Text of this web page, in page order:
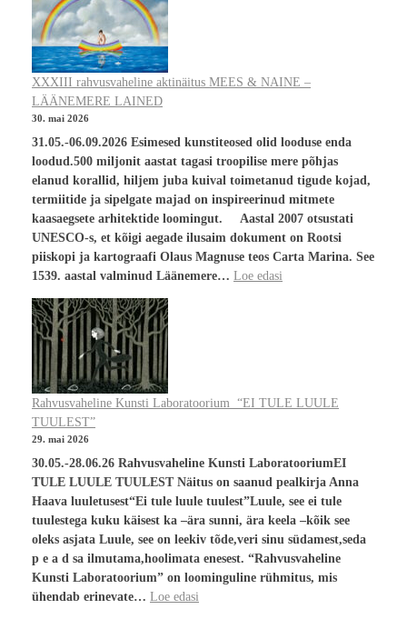
XXXIII rahvusvaheline aktinäitus MEES & NAINE –
LÄÄNEMERE LAINED
30. mai 2026
31.05.-06.09.2026 Esimesed kunstiteosed olid looduse enda
loodud.500 miljonit aastat tagasi troopilise mere põhjas
elanud korallid, hiljem juba kuival toimetanud tigude kojad,
termiitide ja sipelgate majad on inspireerinud mitmete
kaasaegsete arhitektide loomingut. Aastal 2007 otsustati
UNESCO-s, et kõigi aegade ilusaim dokument on Rootsi
piiskopi ja kartograafi Olaus Magnuse teos Carta Marina. See
1539. aastal valminud Läänemere… Loe edasi
Rahvusvaheline Kunsti Laboratoorium “EI TULE LUULE
TUULEST”
29. mai 2026
30.05.-28.06.26 Rahvusvaheline Kunsti LaboratooriumEI
TULE LUULE TUULEST Näitus on saanud pealkirja Anna
Haava luuletusest“Ei tule luule tuulest”Luule, see ei tule
tuulestega kuku käisest ka –ära sunni, ära keela –kõik see
oleks asjata Luule, see on leekiv tõde,veri sinu südamest,seda
p e a d sa ilmutama,hoolimata enesest. “Rahvusvaheline
Kunsti Laboratoorium” on loominguline rühmitus, mis
ühendab erinevate… Loe edasi